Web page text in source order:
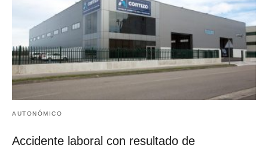
AUTONÓMICO
Accidente laboral con resultado de